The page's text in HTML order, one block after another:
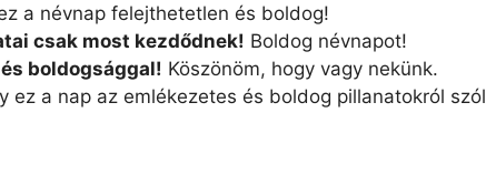
a névnap felejthetetlen és boldog!
csak most kezdődnek! Boldog névnapot!
boldogsággal! Köszönöm, hogy vagy nekünk.
ez a nap az emlékezetes és boldog pillanatokról szól